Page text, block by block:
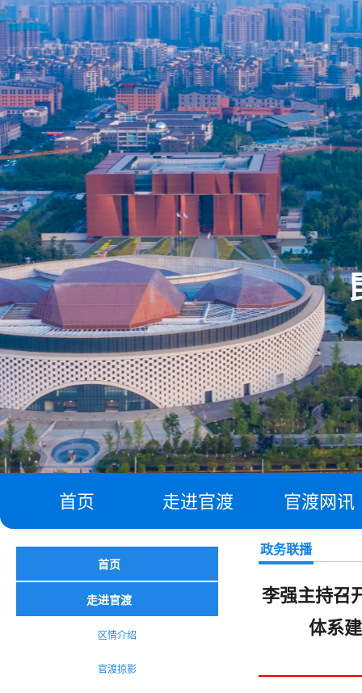
首页 走进官渡 官渡网讯
首页
走进官渡
区情介绍
官渡掠影
政务联播
李强主持召
体系